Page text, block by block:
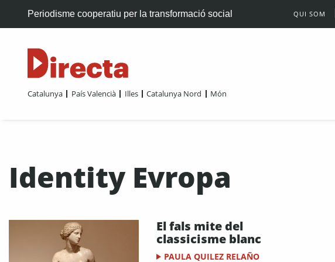
Periodisme cooperatiu per la transformació social QUI SOM
Catalunya País Valencià Illes Catalunya Nord Món
Identity Evropa
El fals mite del
classicisme blanc
PAULA QUILEZ RELAÑO